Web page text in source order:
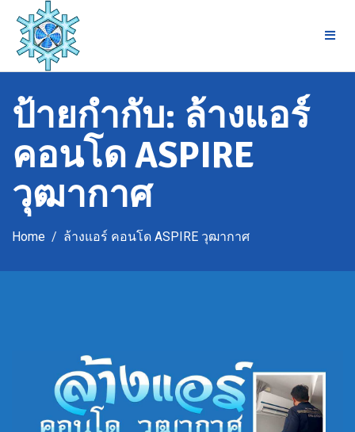
content
ป้ายกำกับ: ล้างแอร์
คอนโด ASPIRE
วุฒากาศ
Home ล้างแอร์ คอนโด ASPIRE วุฒากาศ